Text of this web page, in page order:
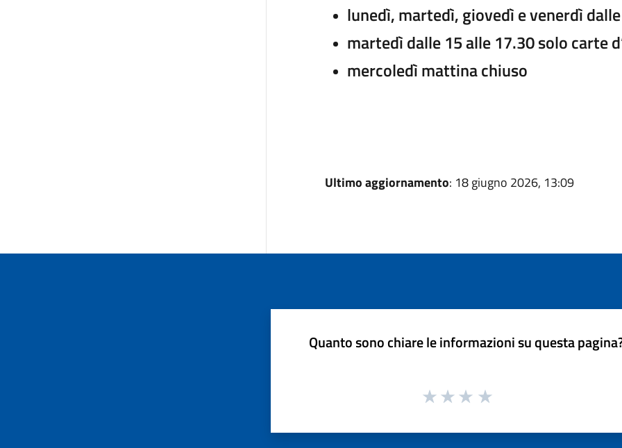
lunedì, martedì, giovedì e venerdì
martedì dalle 15 alle 17.30 solo carte
mercoledì mattina chiuso
Ultimo aggiornamento: 18 giugno 2026, 13:09
Quanto sono chiare le informazioni su questa